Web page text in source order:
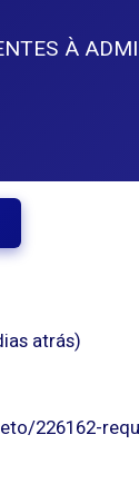
À
atrás)
226162-